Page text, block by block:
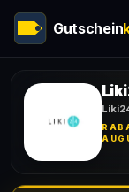
Gutschein